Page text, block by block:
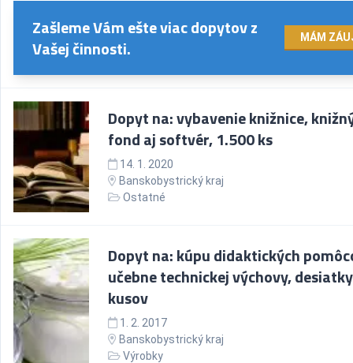
Zašleme Vám ešte viac dopytov z
Vašej činnosti.
MÁM
Dopyt na: vybavenie knižnice,
fond aj softvér, 1.500 ks
14. 1. 2020
Banskobystrický kraj
Ostatné
Dopyt na: kúpu didaktických
učebne technickej výchovy, desiatky
kusov
1. 2. 2017
Banskobystrický kraj
Výrobky